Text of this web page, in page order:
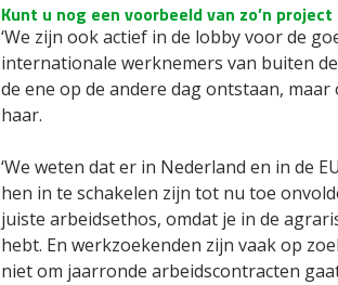
Kunt u nog een voorbeeld van zo’n project
‘We zijn ook actief in de lobby voor de
internationale werknemers van buiten
de ene op de andere dag ontstaan,
haar.
‘We weten dat er in Nederland en in de
hen in te schakelen zijn tot nu toe
juiste arbeidsethos, omdat je in de
hebt. En werkzoekenden zijn vaak op
niet om jaarronde arbeidscontracten